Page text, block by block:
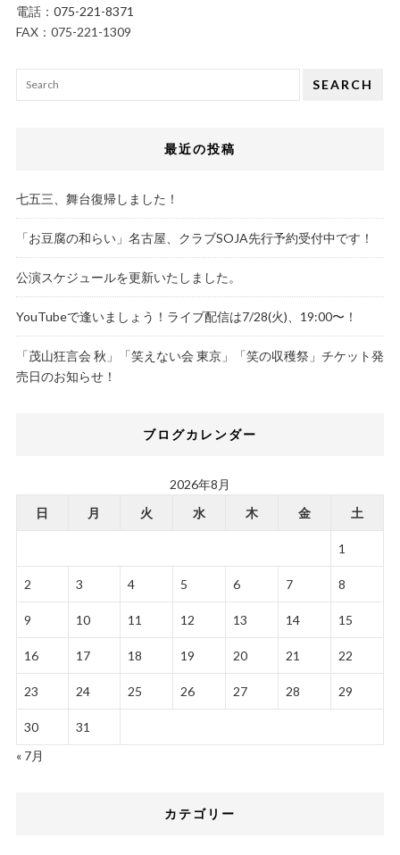
電話： 075-221-8371
FAX：075-221-1309
SEARCH
最近の投稿
七五三、舞台復帰しました！
「お豆腐の和らい」名古屋、クラブSOJA先行予約受付中です！
公演スケジュールを更新いたしました。
YouTubeで逢いましょう！ライブ配信は7/28(火)、19:00〜！
「茂山狂言会 秋」「笑えない会 東京」「笑の収穫祭」チケット発
売日のお知らせ！
ブログカレンダー
2026年8月
日
月 火 水 木 金 土
1
2 3 4 5 6 7 8
9 10 11 12 13 14 15
16 17 18 19 20 21 22
23 24 25 26 27 28 29
30
31
« 7月
カテゴリー